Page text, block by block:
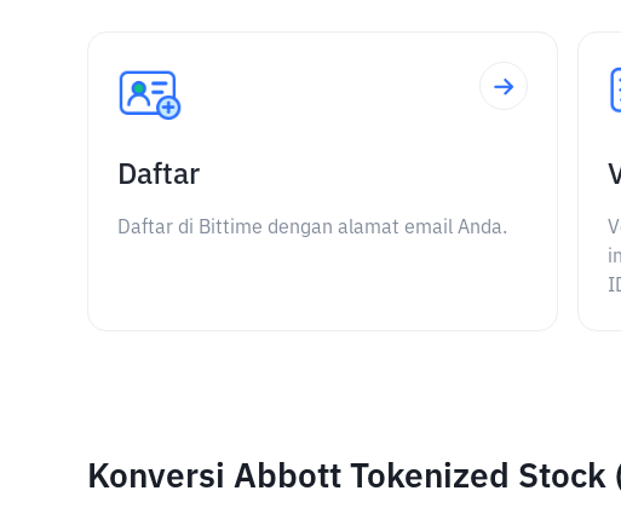
Daftar
Daftar di Bittime dengan alamat email Anda.
Konversi Abbott Tokenized Stock